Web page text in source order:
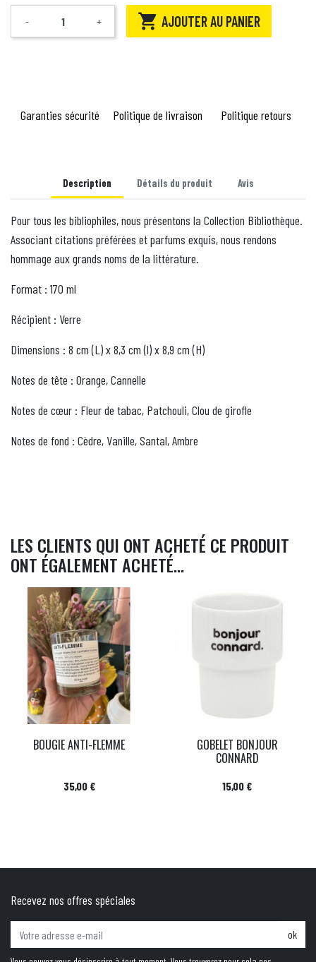
Quantité
- +  AJOUTER AU PANIER
Garanties sécurité Politique de livraison Politique retours
Description Détails du produit Avis
Pour tous les bibliophiles, nous présentons la Collection Bibliothèque.
Associant citations préférées et parfums exquis, nous rendons
hommage aux grands noms de la littérature.
Format : 170 ml
Récipient : Verre
Dimensions : 8 cm (L) x 8,3 cm (l) x 8,9 cm (H)
Notes de tête : Orange, Cannelle
Notes de cœur : Fleur de tabac, Patchouli, Clou de girofle
Notes de fond : Cèdre, Vanille, Santal, Ambre
LES CLIENTS QUI ONT ACHETÉ CE PRODUIT
ONT ÉGALEMENT ACHETÉ...
BOUGIE ANTI-FLEMME
Prix
35,00 €
GOBELET BONJOUR
CONNARD
Prix
15,00 €
Recevez nos offres spéciales
ok